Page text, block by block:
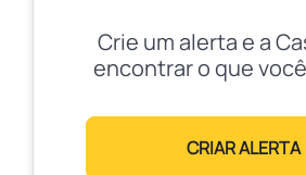
Crie um alerta e a
encontrar o que
CRIAR ALERTA